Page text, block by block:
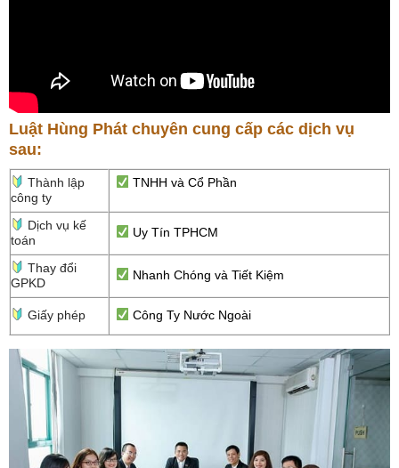
Luật Hùng Phát chuyên cung cấp các dịch vụ
sau:
Thành lập
công ty
TNHH và Cổ Phần
Dịch vụ kế
toán
Uy Tín TPHCM
Thay đổi
GPKD
Nhanh Chóng và Tiết Kiệm
Giấy phép Công Ty Nước Ngoài